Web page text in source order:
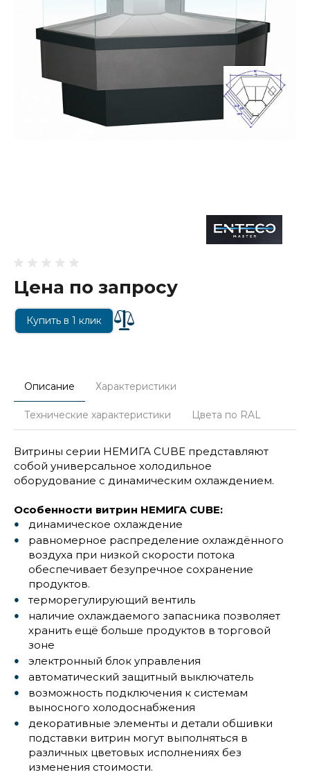
Цена по запросу
Купить в 1 клик
Описание Характеристики
Технические характеристики Цвета по RAL
Витрины серии НЕМИГА CUBE представляют
собой универсальное холодильное
оборудование с динамическим охлаждением.
Особенности витрин НЕМИГА CUBE:
динамическое охлаждение
равномерное распределение охлаждённого
воздуха при низкой скорости потока
обеспечивает безупречное сохранение
продуктов.
терморегулирующий вентиль
наличие охлаждаемого запасника позволяет
хранить ещё больше продуктов в торговой
зоне
электронный блок управления
автоматический защитный выключатель
возможность подключения к системам
выносного холодоснабжения
декоративные элементы и детали обшивки
подставки витрин могут выполняться в
различных цветовых исполнениях без
изменения стоимости.